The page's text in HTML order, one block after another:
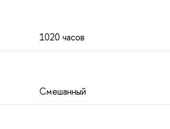
1020 часо
Смешанный